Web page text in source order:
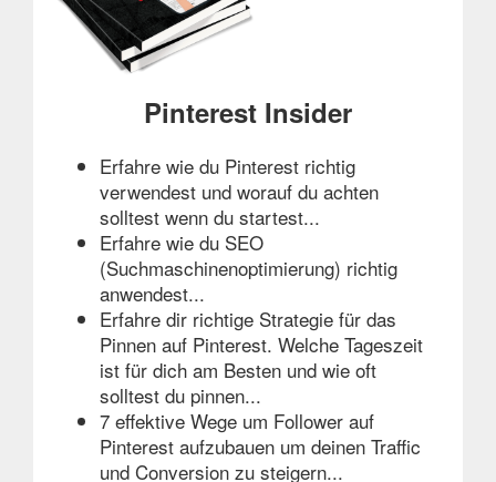
Pinterest Insider
Erfahre wie du Pinterest richtig
verwendest und worauf du achten
solltest wenn du startest...
Erfahre wie du SEO
(Suchmaschinenoptimierung) richtig
anwendest...
Erfahre dir richtige Strategie für das
Pinnen auf Pinterest. Welche Tageszeit
ist für dich am Besten und wie oft
solltest du pinnen...
7 effektive Wege um Follower auf
Pinterest aufzubauen um deinen Traffic
und Conversion zu steigern...